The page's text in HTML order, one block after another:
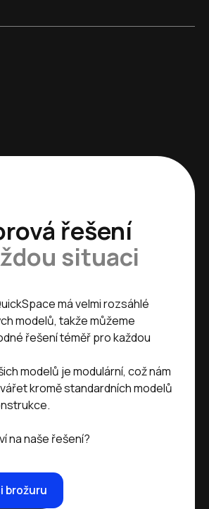
řešení
situaci
má velmi rozsáhlé
modelů, takže můžeme
řešení téměř pro každou
modelů je modulární, což nám
kromě standardních modelů
na naše řešení?
brožuru